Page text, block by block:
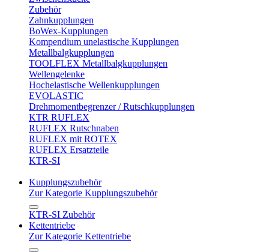
Zubehör
Zahnkupplungen
BoWex-Kupplungen
Kompendium unelastische Kupplungen
Metallbalgkupplungen
TOOLFLEX Metallbalgkupplungen
Wellengelenke
Hochelastische Wellenkupplungen
EVOLASTIC
Drehmomentbegrenzer / Rutschkupplungen
KTR RUFLEX
RUFLEX Rutschnaben
RUFLEX mit ROTEX
RUFLEX Ersatzteile
KTR-SI
Kupplungszubehör
Zur Kategorie Kupplungszubehör
KTR-SI Zubehör
Kettentriebe
Zur Kategorie Kettentriebe